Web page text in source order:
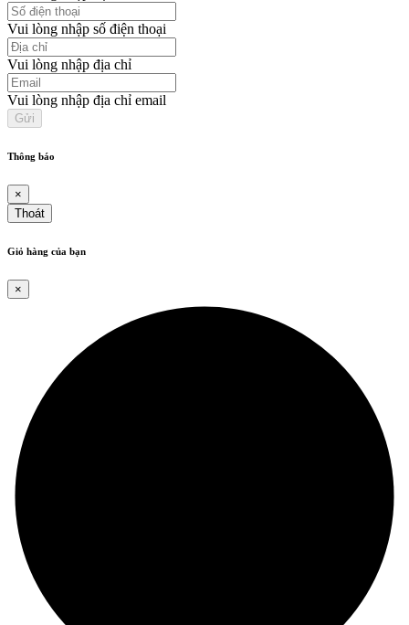
Vui lòng nhập số điện thoại
Vui lòng nhập địa chỉ
Vui lòng nhập địa chỉ email
Thông báo
×
Thoát
Giỏ hàng của bạn
×